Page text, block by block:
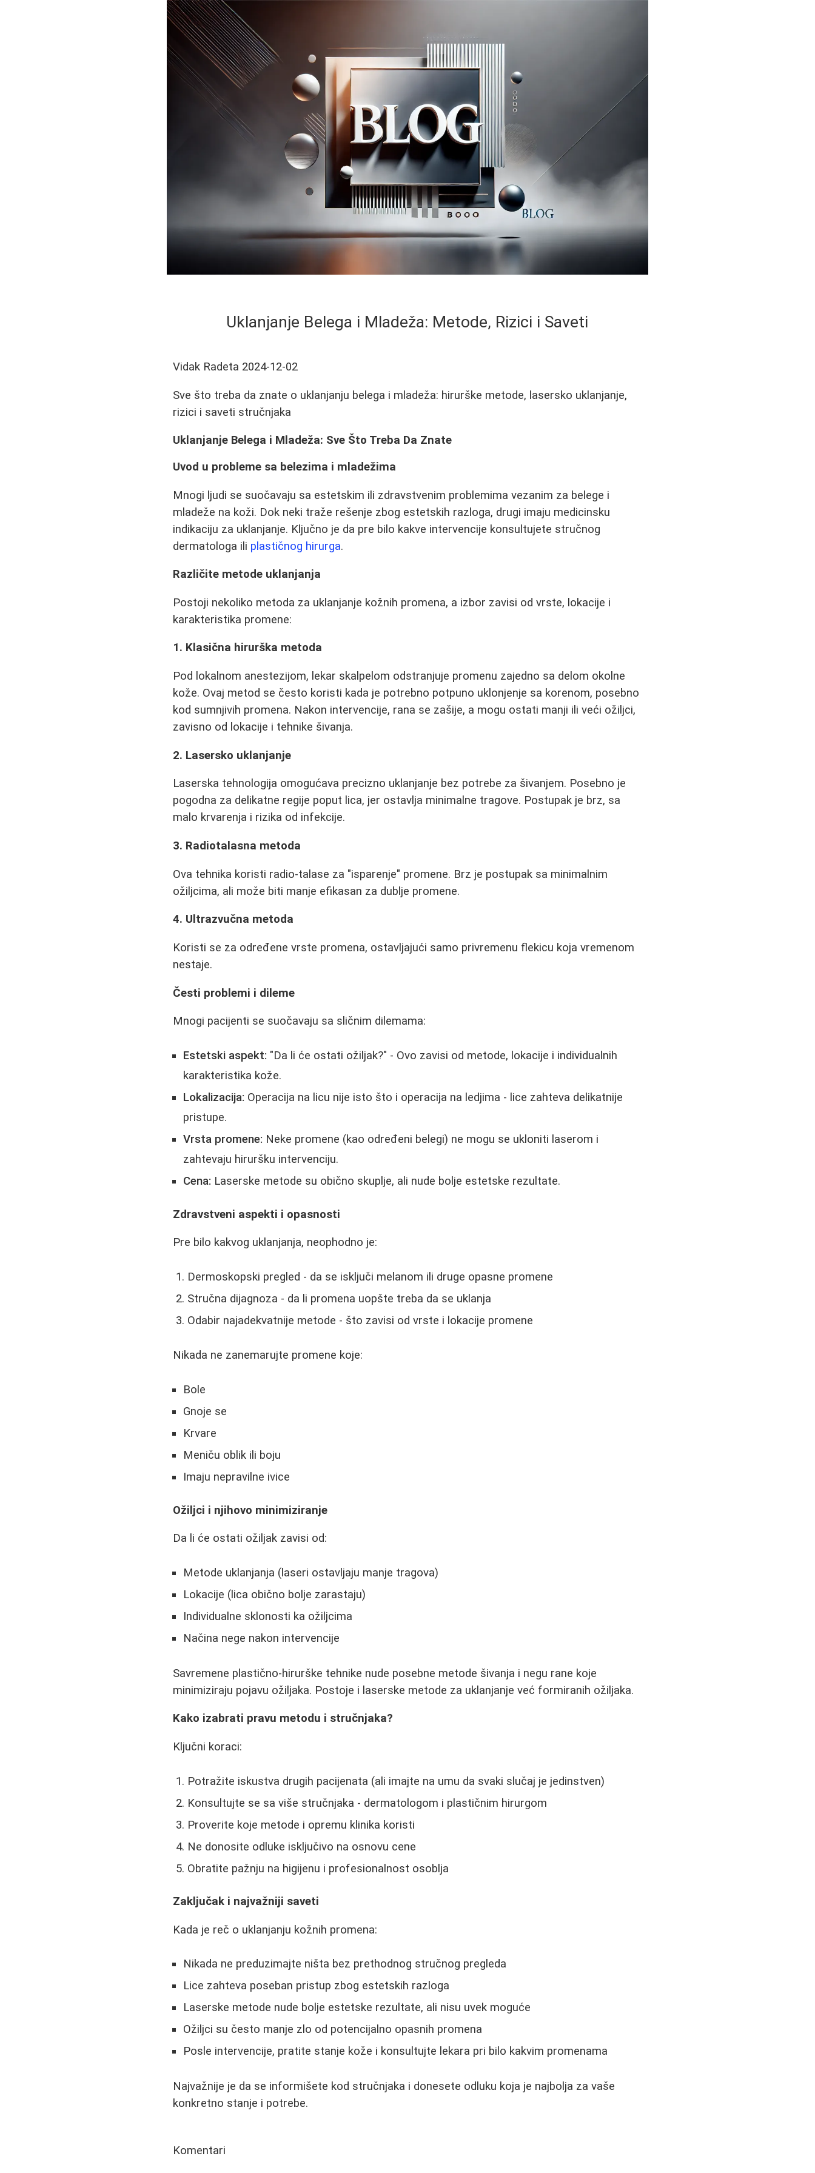
Uklanjanje Belega i Mladeža: Metode, Rizici i Saveti
Vidak Radeta 2024-12-02
Sve što treba da znate o uklanjanju belega i mladeža: hirurške metode, lasersko uklanjanje,
rizici i saveti stručnjaka
Uklanjanje Belega i Mladeža: Sve Što Treba Da Znate
Uvod u probleme sa belezima i mladežima
Mnogi ljudi se suočavaju sa estetskim ili zdravstvenim problemima vezanim za belege i
mladeže na koži. Dok neki traže rešenje zbog estetskih razloga, drugi imaju medicinsku
indikaciju za uklanjanje. Ključno je da pre bilo kakve intervencije konsultujete stručnog
dermatologa ili plastičnog hirurga.
Različite metode uklanjanja
Postoji nekoliko metoda za uklanjanje kožnih promena, a izbor zavisi od vrste, lokacije i
karakteristika promene:
1. Klasična hirurška metoda
Pod lokalnom anestezijom, lekar skalpelom odstranjuje promenu zajedno sa delom okolne
kože. Ovaj metod se često koristi kada je potrebno potpuno uklonjenje sa korenom, posebno
kod sumnjivih promena. Nakon intervencije, rana se zašije, a mogu ostati manji ili veći ožiljci,
zavisno od lokacije i tehnike šivanja.
2. Lasersko uklanjanje
Laserska tehnologija omogućava precizno uklanjanje bez potrebe za šivanjem. Posebno je
pogodna za delikatne regije poput lica, jer ostavlja minimalne tragove. Postupak je brz, sa
malo krvarenja i rizika od infekcije.
3. Radiotalasna metoda
Ova tehnika koristi radio-talase za "isparenje" promene. Brz je postupak sa minimalnim
ožiljcima, ali može biti manje efikasan za dublje promene.
4. Ultrazvučna metoda
Koristi se za određene vrste promena, ostavljajući samo privremenu flekicu koja vremenom
nestaje.
Česti problemi i dileme
Mnogi pacijenti se suočavaju sa sličnim dilemama:
Estetski aspekt: "Da li će ostati ožiljak?" - Ovo zavisi od metode, lokacije i individualnih
karakteristika kože.
Lokalizacija: Operacija na licu nije isto što i operacija na ledjima - lice zahteva delikatnije
pristupe.
Vrsta promene: Neke promene (kao određeni belegi) ne mogu se ukloniti laserom i
zahtevaju hiruršku intervenciju.
Cena: Laserske metode su obično skuplje, ali nude bolje estetske rezultate.
Zdravstveni aspekti i opasnosti
Pre bilo kakvog uklanjanja, neophodno je:
Dermoskopski pregled - da se isključi melanom ili druge opasne promene
Stručna dijagnoza - da li promena uopšte treba da se uklanja
Odabir najadekvatnije metode - što zavisi od vrste i lokacije promene
Nikada ne zanemarujte promene koje:
Bole
Gnoje se
Krvare
Meniču oblik ili boju
Imaju nepravilne ivice
Ožiljci i njihovo minimiziranje
Da li će ostati ožiljak zavisi od:
Metode uklanjanja (laseri ostavljaju manje tragova)
Lokacije (lica obično bolje zarastaju)
Individualne sklonosti ka ožiljcima
Načina nege nakon intervencije
Savremene plastično-hirurške tehnike nude posebne metode šivanja i negu rane koje
minimiziraju pojavu ožiljaka. Postoje i laserske metode za uklanjanje već formiranih ožiljaka.
Kako izabrati pravu metodu i stručnjaka?
Ključni koraci:
Potražite iskustva drugih pacijenata (ali imajte na umu da svaki slučaj je jedinstven)
Konsultujte se sa više stručnjaka - dermatologom i plastičnim hirurgom
Proverite koje metode i opremu klinika koristi
Ne donosite odluke isključivo na osnovu cene
Obratite pažnju na higijenu i profesionalnost osoblja
Zaključak i najvažniji saveti
Kada je reč o uklanjanju kožnih promena:
Nikada ne preduzimajte ništa bez prethodnog stručnog pregleda
Lice zahteva poseban pristup zbog estetskih razloga
Laserske metode nude bolje estetske rezultate, ali nisu uvek moguće
Ožiljci su često manje zlo od potencijalno opasnih promena
Posle intervencije, pratite stanje kože i konsultujte lekara pri bilo kakvim promenama
Najvažnije je da se informišete kod stručnjaka i donesete odluku koja je najbolja za vaše
konkretno stanje i potrebe.
Komentari